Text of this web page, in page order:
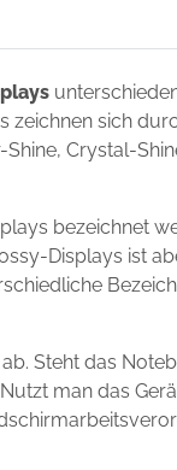
zeichnen sich
Crystal-
bezeichnet
Displays ist
Steht das
man das